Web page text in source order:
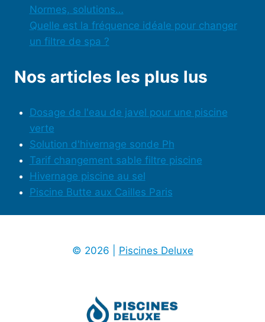
Normes, solutions…
Quelle est la fréquence idéale pour changer
un filtre de spa ?
Nos articles les plus lus
Dosage de l'eau de javel pour une piscine
verte
Solution d'hivernage sonde Ph
Tarif changement sable filtre piscine
Hivernage piscine au sel
Piscine Butte aux Cailles Paris
© 2026 | Piscines Deluxe